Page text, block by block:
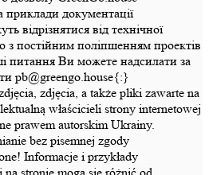
приклади документації
відрізнятися від технічної
з постійним поліпшенням проектів
питання Ви можете надсилати за
pb@greengo.house{:}
zdjęcia, a także pliki zawarte na
właścicieli strony internetowej
prawem autorskim Ukrainy.
bez pisemnej zgody
Informacje i przykłady
stronie mogą się różnić od